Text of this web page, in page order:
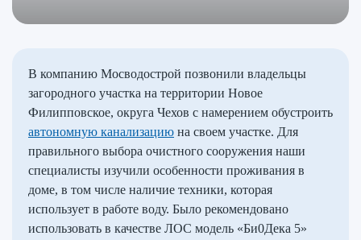
В компанию Мосводострой позвонили владельцы
загородного участка на территории Новое
Филипповское, округа Чехов с намерением обустроить
автономную канализацию на своем участке. Для
правильного выбора очистного сооружения наши
специалисты изучили особенности проживания в
доме, в том числе наличие техники, которая
использует в работе воду. Было рекомендовано
использовать в качестве ЛОС модель «Би0Дека 5»